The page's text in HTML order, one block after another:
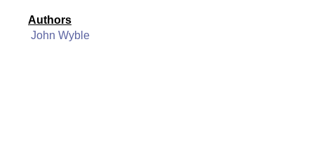
Authors
John Wyble